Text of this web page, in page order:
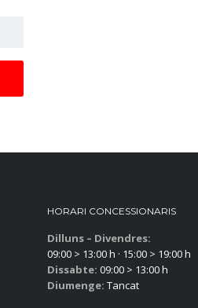
HORARI CONCESSIONARIS
Dilluns – Divendres:
09:00 > 13:00 h · 15:00 > 19:00 h
Dissabte: 09:00 > 13:00 h
Diumenge: Tancat